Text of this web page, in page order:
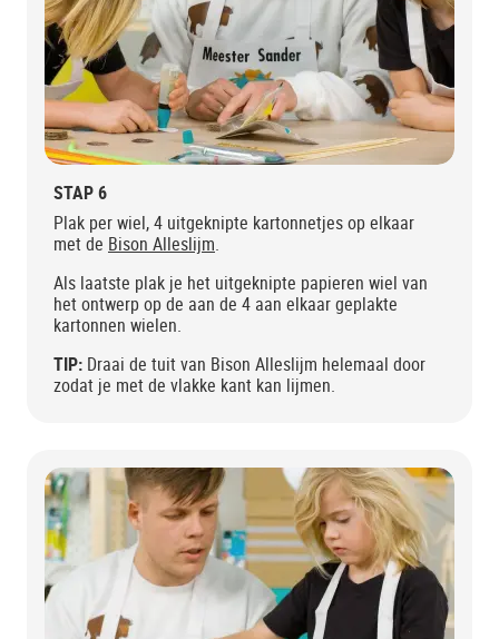
STAP 6
Plak per wiel, 4 uitgeknipte kartonnetjes op elkaar
met de Bison Alleslijm.
Als laatste plak je het uitgeknipte papieren wiel van
het ontwerp op de aan de 4 aan elkaar geplakte
kartonnen wielen.
TIP: Draai de tuit van Bison Alleslijm helemaal door
zodat je met de vlakke kant kan lijmen.